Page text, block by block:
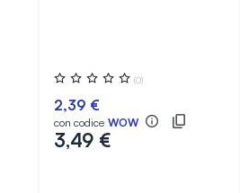
Valutazione:
0%
(0)
2,39 €
con codice WOW
3,49 €